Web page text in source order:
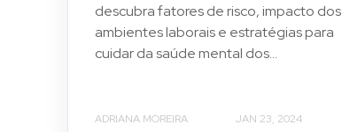
descubra fatores de risco, impacto dos
ambientes laborais e estratégias para
cuidar da saúde mental dos...
ADRIANA MOREIRA JAN 23, 2024